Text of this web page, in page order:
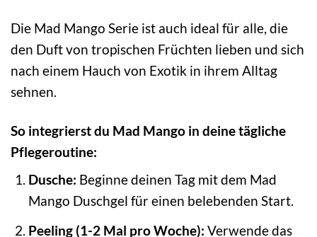
Die Mad Mango Serie ist auch ideal für alle, die
den Duft von tropischen Früchten lieben und sich
nach einem Hauch von Exotik in ihrem Alltag
sehnen.
So integrierst du Mad Mango in deine tägliche
Pflegeroutine:
Dusche: Beginne deinen Tag mit dem Mad
Mango Duschgel für einen belebenden Start.
Peeling (1-2 Mal pro Woche): Verwende das